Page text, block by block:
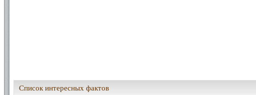
Список интересных фактов